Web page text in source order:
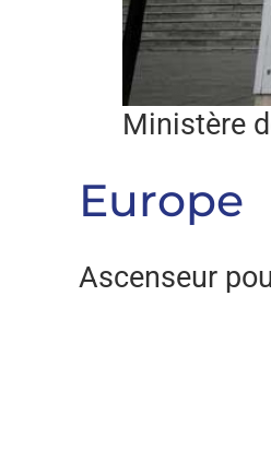
Ministère
Europe
Ascenseur